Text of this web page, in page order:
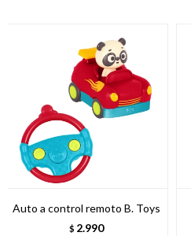
Auto a control remoto B. Toys
$ 2.990